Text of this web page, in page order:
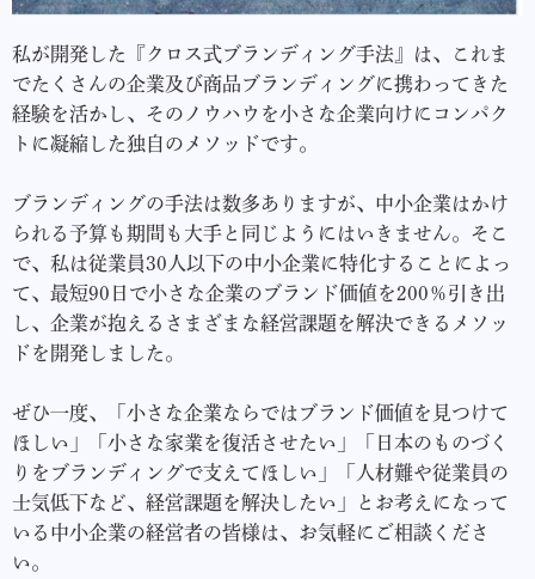
私が開発した『クロス式ブランディング手法』は、これま
でたくさんの企業及び商品ブランディングに携わってきた
経験を活かし、そのノウハウを小さな企業向けにコンパク
トに凝縮した独自のメソッドです。
ブランディングの手法は数多ありますが、中小企業はかけ
られる予算も期間も大手と同じようにはいきません。そこ
で、私は従業員30人以下の中小企業に特化することによっ
て、最短90日で小さな企業のブランド価値を200％引き出
し、企業が抱えるさまざまな経営課題を解決できるメソッ
ドを開発しました。
ぜひ一度、「小さな企業ならではブランド価値を見つけて
ほしい」「小さな家業を復活させたい」「日本のものづく
りをブランディングで支えてほしい」「人材難や従業員の
士気低下など、経営課題を解決したい」とお考えになって
いる中小企業の経営者の皆様は、お気軽にご相談くださ
い。